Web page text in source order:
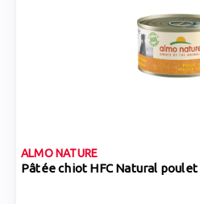
ALMO NATURE
Pâtée chiot HFC Natural poulet